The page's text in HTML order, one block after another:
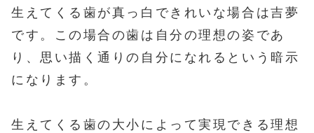
生えてくる歯が真っ白できれいな場合は吉夢
です。この場合の歯は自分の理想の姿であ
り、思い描く通りの自分になれるという暗示
になります。
生えてくる歯の大小によって実現できる理想